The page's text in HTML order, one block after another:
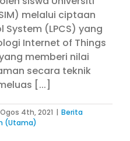
melalui ciptaan
System (LPCS) yang
Internet of Things
memberi nilai
secara teknik
[...]
Ogos 4th, 2021 | Berita
(Utama)